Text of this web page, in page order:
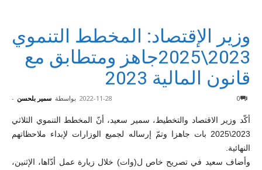
وزير الإقتصاد: المخطط التنموي
2023\2025جاهز ومتطابق مع
قانون المالية 2023
بواسطة سمير بلحسن - 2022-11-28 0
أكّد وزير الاقتصاد والتخطيط، سمير سعيد، أنّ المخطط التنموي الثلاثي
2023\2025 بات جاهزا وتمّ إرساله لجميع الوزارات لإبداء ملاحظاتهم
النهائية.
وأضاف سعيد في تصريح خاص ل(وات) خلال زيارة عمل أدّاها، الإثنين،